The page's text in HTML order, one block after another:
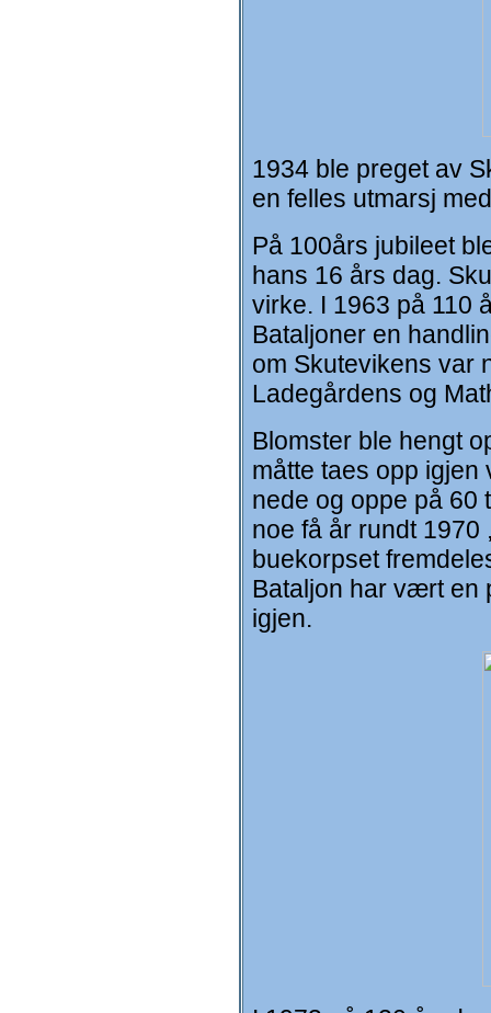
1934 ble preget av
en felles utmarsj
På 100års jubileet
hans 16 års dag.
virke. I 1963 på 110
Bataljoner en
om Skutevikens var
Ladegårdens og
Blomster ble hengt
måtte taes opp
nede og oppe på 60
noe få år rundt
buekorpset
Bataljon har vært en
igjen.